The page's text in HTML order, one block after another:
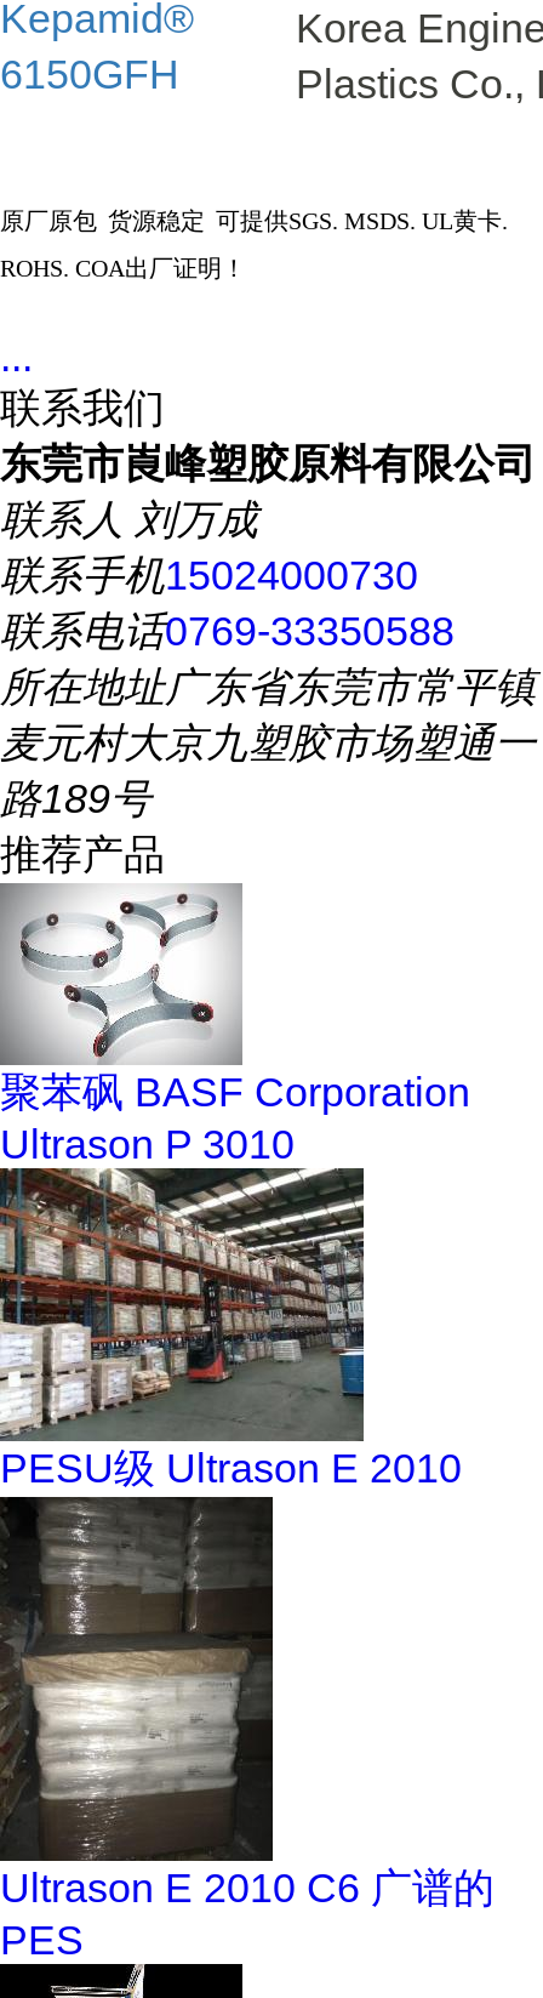
Kepamid®
6150GFH
Korea
Plastics Co.,
原厂原包 货源稳定 可提供SGS. MSDS. UL黄卡.
ROHS. COA出厂证明！
...
联系我们
东莞市崀峰塑胶原料有限公司
联系人 刘万成
联系手机15024000730
联系电话0769-33350588
所在地址广东省东莞市常平镇
麦元村大京九塑胶市场塑通一
路189号
推荐产品
聚苯砜 BASF Corporation
Ultrason P 3010
PESU级 Ultrason E 2010
Ultrason E 2010 C6 广谱的
PES